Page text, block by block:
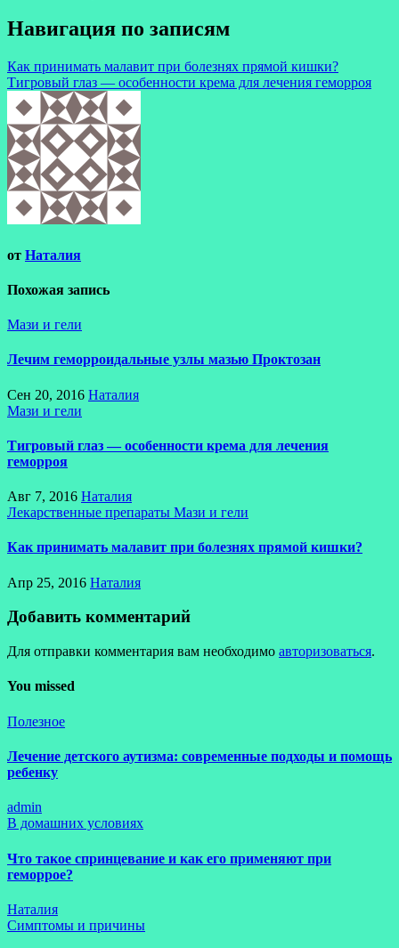
Навигация по записям
Как принимать малавит при болезнях прямой кишки?
Тигровый глаз — особенности крема для лечения геморроя
от Наталия
Похожая запись
Мази и гели
Лечим геморроидальные узлы мазью Проктозан
Сен 20, 2016 Наталия
Мази и гели
Тигровый глаз — особенности крема для лечения
геморроя
Авг 7, 2016 Наталия
Лекарственные препараты Мази и гели
Как принимать малавит при болезнях прямой кишки?
Апр 25, 2016 Наталия
Добавить комментарий
Для отправки комментария вам необходимо авторизоваться.
You missed
Полезное
Лечение детского аутизма: современные подходы и помощь
ребенку
admin
В домашних условиях
Что такое спринцевание и как его применяют при
геморрое?
Наталия
Симптомы и причины